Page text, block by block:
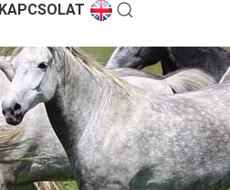
KAPCSOLAT